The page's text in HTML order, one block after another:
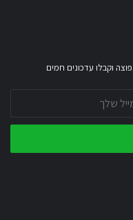
וקבלו עדכונים חמים